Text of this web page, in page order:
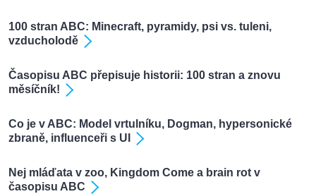
100 stran ABC: Minecraft, pyramidy, psi vs. tuleni,
vzducholodě
Časopisu ABC přepisuje historii: 100 stran a znovu
měsíčník!
Co je v ABC: Model vrtulníku, Dogman, hypersonické
zbraně, influenceři s UI
Nej mláďata v zoo, Kingdom Come a brain rot v
časopisu ABC